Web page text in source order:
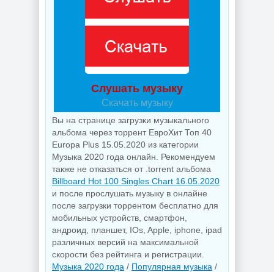
Слушать музыку
Скачать музыку
Вы на странице загрузки музыкального
альбома через торрент ЕвроХит Топ 40
Europa Plus 15.05.2020 из категории
Музыка 2020 года онлайн. Рекомендуем
также не отказаться от .torrent альбома
Billboard Hot 100 Singles Chart 16.05.2020
и после прослушать музыку в онлайне
после загрузки торрентом бесплатно для
мобильных устройств, смартфон,
андроид, планшет, IOs, Apple, iphone, ipad
различных версий на максимальной
скорости без рейтинга и регистрации.
Музыка 2020 года / Популярная музыка /